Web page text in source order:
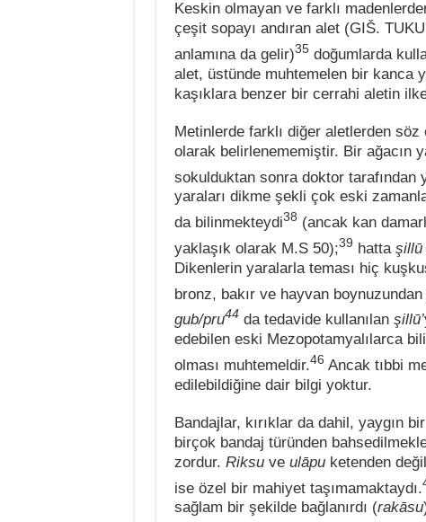
Keskin olmayan ve farklı
çeşit sopayı andıran alet (GIŠ.
anlamına da gelir)35doğumlarda
alet, üstünde muhtemelen bir kanca
kaşıklara benzer bir cerrahi aletin
Metinlerde farklı diğer aletlerden
olarak belirlenememiştir. Bir ağacın
sokulduktan sonra doktor tarafından
yaraları dikme şekli çok eski
da bilinmekteydi38 (ancak kan
yaklaşık olarak M.S 50);39 hatta şillū
Dikenlerin yaralarla teması hiç
bronz, bakır ve hayvan boynuzundan
gub/pru44 da tedavide kullanılan şillū’
edebilen eski Mezopotamyalılarca
olması muhtemeldir.46 Ancak tıbbi
edilebildiğine dair bilgi yoktur.
Bandajlar, kırıklar da dahil, yaygın
birçok bandaj türünden
zordur. Riksu ve ulāpu ketenden
ise özel bir mahiyet taşımamaktaydı.
sağlam bir şekilde bağlanırdı (rakāsu